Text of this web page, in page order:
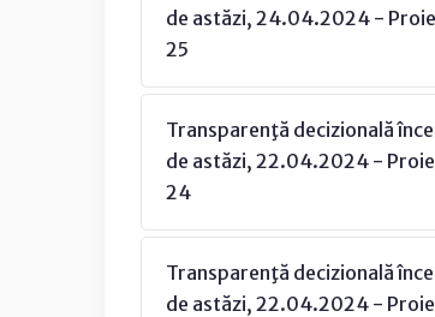
de astăzi, 24.04.2024 -
25
Transparenţă decizională
de astăzi, 22.04.2024 -
24
Transparenţă decizională
de astăzi, 22.04.2024 -